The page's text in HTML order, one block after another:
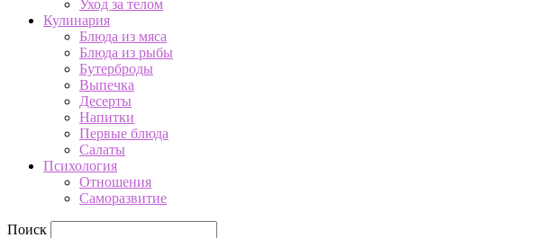
Уход за телом
Кулинария
Блюда из мяса
Блюда из рыбы
Бутерброды
Выпечка
Десерты
Напитки
Первые блюда
Салаты
Психология
Отношения
Саморазвитие
Поиск